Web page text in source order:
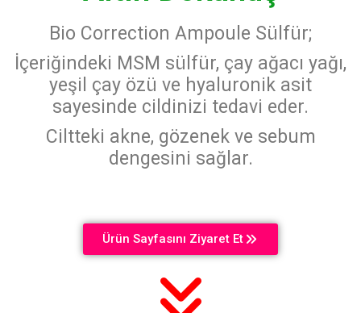
Bio Correction Ampoule Sülfür;
İçeriğindeki MSM sülfür, çay ağacı yağı,
yeşil çay özü ve hyaluronik asit
sayesinde cildinizi tedavi eder.
Ciltteki akne, gözenek ve sebum
dengesini sağlar.
Ürün Sayfasını Ziyaret Et